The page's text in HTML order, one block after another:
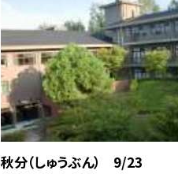
秋分（しゅうぶん） 9/23